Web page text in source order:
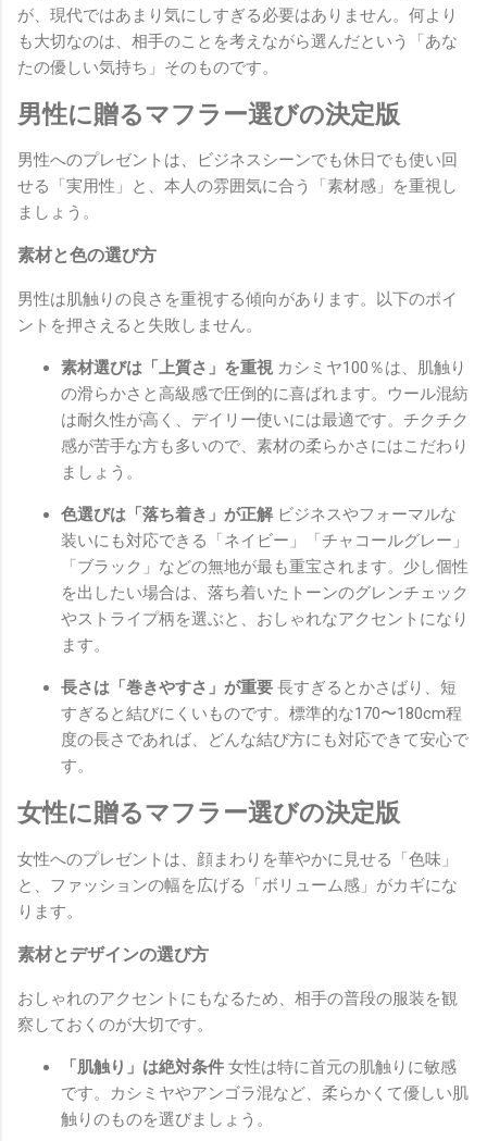
が、現代ではあまり気にしすぎる必要はありません。何より
も大切なのは、相手のことを考えながら選んだという「あな
たの優しい気持ち」そのものです。
男性に贈るマフラー選びの決定版
男性へのプレゼントは、ビジネスシーンでも休日でも使い回
せる「実用性」と、本人の雰囲気に合う「素材感」を重視し
ましょう。
素材と色の選び方
男性は肌触りの良さを重視する傾向があります。以下のポイ
ントを押さえると失敗しません。
素材選びは「上質さ」を重視 カシミヤ100％は、肌触り
の滑らかさと高級感で圧倒的に喜ばれます。ウール混紡
は耐久性が高く、デイリー使いには最適です。チクチク
感が苦手な方も多いので、素材の柔らかさにはこだわり
ましょう。
色選びは「落ち着き」が正解ビジネスやフォーマルな
装いにも対応できる「ネイビー」「チャコールグレー」
「ブラック」などの無地が最も重宝されます。少し個性
を出したい場合は、落ち着いたトーンのグレンチェック
やストライプ柄を選ぶと、おしゃれなアクセントになり
ます。
長さは「巻きやすさ」が重要 長すぎるとかさばり、短
すぎると結びにくいものです。標準的な170〜180cm程
度の長さであれば、どんな結び方にも対応できて安心で
す。
女性に贈るマフラー選びの決定版
女性へのプレゼントは、顔まわりを華やかに見せる「色味」
と、ファッションの幅を広げる「ボリューム感」がカギにな
ります。
素材とデザインの選び方
おしゃれのアクセントにもなるため、相手の普段の服装を観
察しておくのが大切です。
「肌触り」は絶対条件 女性は特に首元の肌触りに敏感
です。カシミヤやアンゴラ混など、柔らかくて優しい肌
触りのものを選びましょう。